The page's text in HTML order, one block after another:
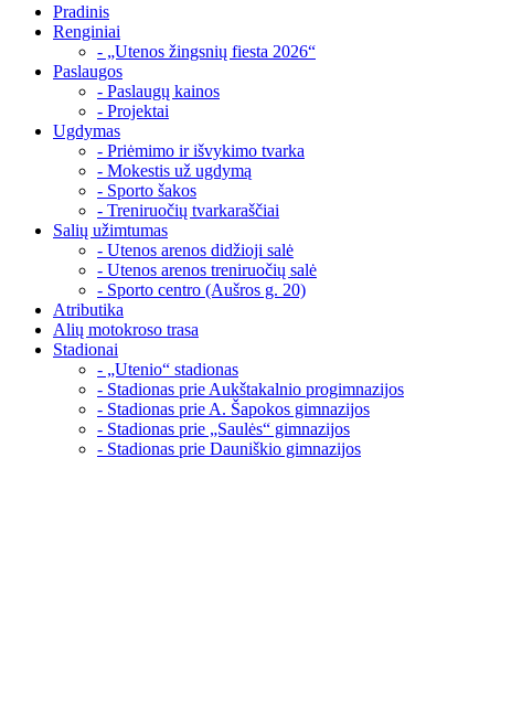
Pradinis
Renginiai
- „Utenos žingsnių fiesta 2026“
Paslaugos
- Paslaugų kainos
- Projektai
Ugdymas
- Priėmimo ir išvykimo tvarka
- Mokestis už ugdymą
- Sporto šakos
- Treniruočių tvarkaraščiai
Salių užimtumas
- Utenos arenos didžioji salė
- Utenos arenos treniruočių salė
- Sporto centro (Aušros g. 20)
Atributika
Alių motokroso trasa
Stadionai
- „Utenio“ stadionas
- Stadionas prie Aukštakalnio progimnazijos
- Stadionas prie A. Šapokos gimnazijos
- Stadionas prie „Saulės“ gimnazijos
- Stadionas prie Dauniškio gimnazijos